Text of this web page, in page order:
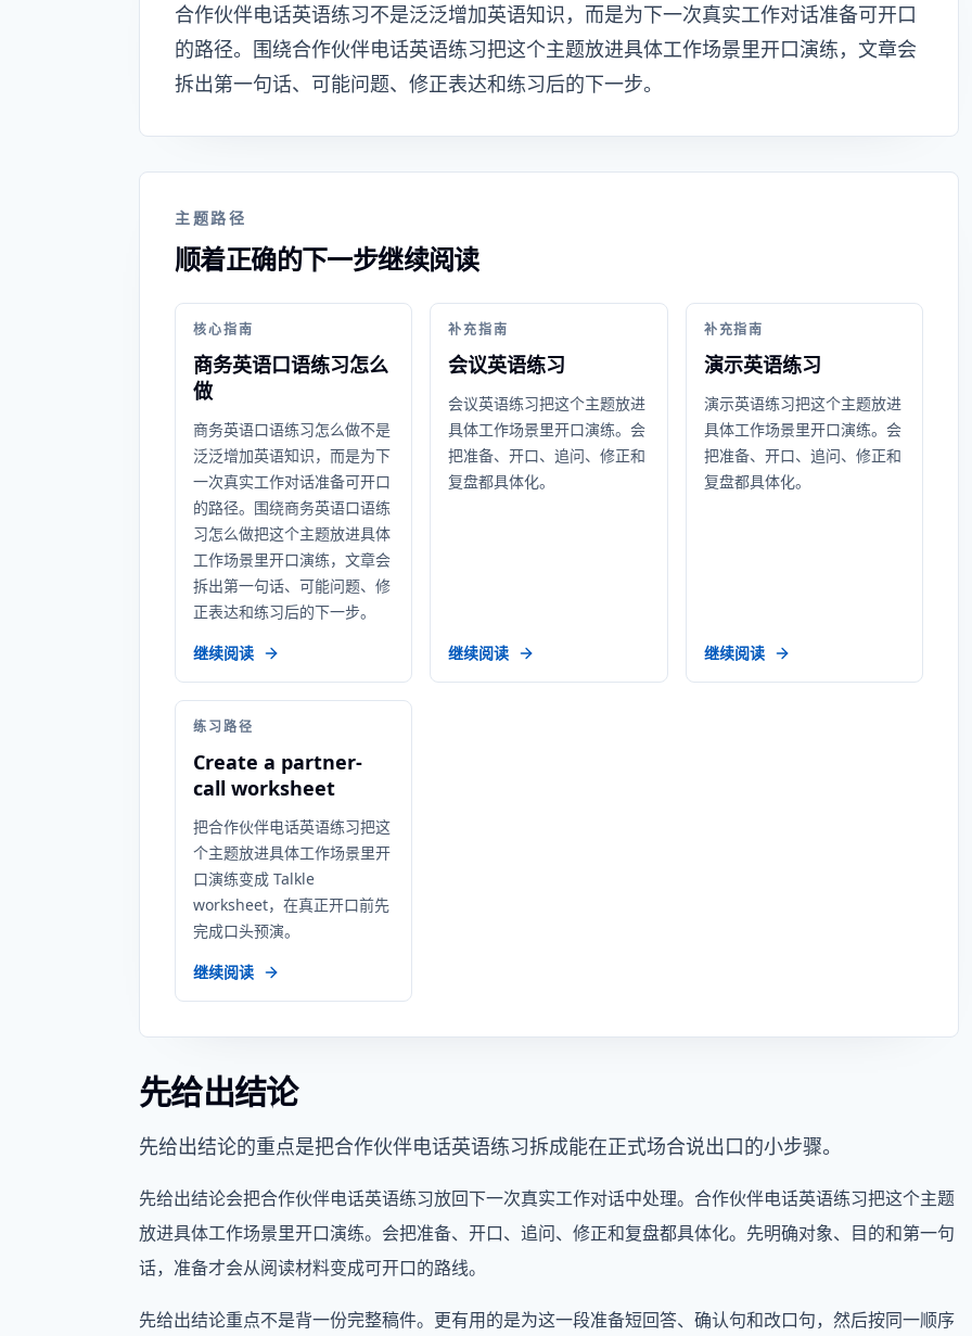
合作伙伴电话英语练习不是泛泛增加英语知识，而是为下一次真实工作对话准备可开口
的路径。围绕合作伙伴电话英语练习把这个主题放进具体工作场景里开口演练，文章会
拆出第一句话、可能问题、修正表达和练习后的下一步。
主题路径
顺着正确的下一步继续阅读
核心指南
商务英语口语练习怎么
做
商务英语口语练习怎么做不是
泛泛增加英语知识，而是为下
一次真实工作对话准备可开口
的路径。围绕商务英语口语练
习怎么做把这个主题放进具体
工作场景里开口演练，文章会
拆出第一句话、可能问题、修
正表达和练习后的下一步。
继续阅读
补充指南
会议英语练习
会议英语练习把这个主题放进
具体工作场景里开口演练。会
把准备、开口、追问、修正和
复盘都具体化。
继续阅读
补充指南
演示英语练习
演示英语练习把这个主题放进
具体工作场景里开口演练。会
把准备、开口、追问、修正和
复盘都具体化。
继续阅读
练习路径
Create a partner-
call worksheet
把合作伙伴电话英语练习把这
个主题放进具体工作场景里开
口演练变成 Talkle
worksheet，在真正开口前先
完成口头预演。
继续阅读
先给出结论
先给出结论的重点是把合作伙伴电话英语练习拆成能在正式场合说出口的小步骤。
先给出结论会把合作伙伴电话英语练习放回下一次真实工作对话中处理。合作伙伴电话英语练习把这个主题
放进具体工作场景里开口演练。会把准备、开口、追问、修正和复盘都具体化。先明确对象、目的和第一句
话，准备才会从阅读材料变成可开口的路线。
先给出结论重点不是背一份完整稿件。更有用的是为这一段准备短回答、确认句和改口句，然后按同一顺序